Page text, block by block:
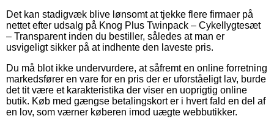
Det kan stadigvæk blive lønsomt at tjekke flere firmaer på
nettet efter udsalg på Knog Plus Twinpack – Cykellygtesæt
– Transparent inden du bestiller, således at man er
usvigeligt sikker på at indhente den laveste pris.
Du må blot ikke undervurdere, at såfremt en online forretning
markedsfører en vare for en pris der er uforståeligt lav, burde
det tit være et karakteristika der viser en uoprigtig online
butik. Køb med gængse betalingskort er i hvert fald en del af
en lov, som værner køberen imod uægte webbutikker.